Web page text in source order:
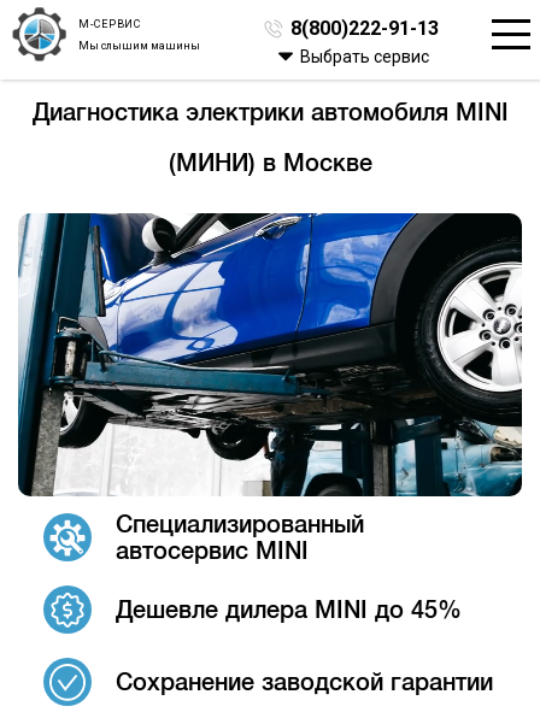
М-СЕРВИС
Мы слышим машины
8(800)222-91-13
Выбрать сервис
Диагностика электрики автомобиля MINI
(МИНИ) в Москве
Специализированный
автосервис MINI
Дешевле дилера MINI до 45%
Сохранение заводской гарантии